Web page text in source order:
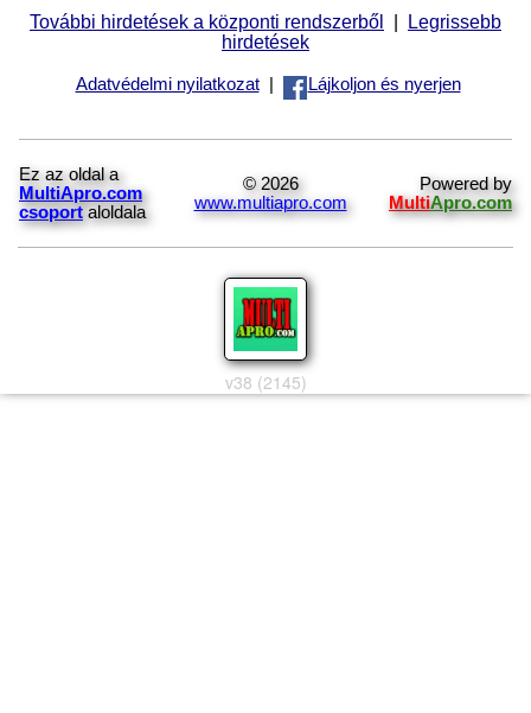
További hirdetések a központi rendszerből | Legrissebb
hirdetések
Adatvédelmi nyilatkozat| Lájkoljon és nyerjen
Ez az oldal a
MultiApro.com
csoport aloldala
© 2026
www.multiapro.com
Powered by
MultiApro.com
v38 (2145)